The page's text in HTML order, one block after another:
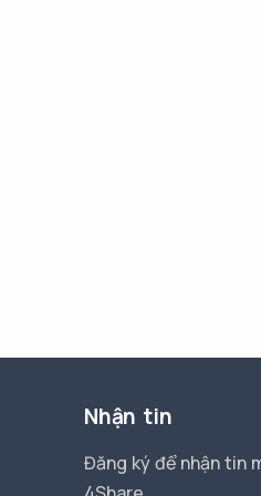
Nhận tin
Đăng ký để nhận tin